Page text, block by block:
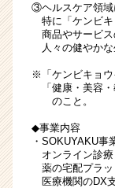
③ヘルスケア領域
特に「ケンビキ
商品やサービス
人々の健やかな
※「ケンビキョウ
「健康・美容・
のこと。
◆事業内容
・SOKUYAKU事
オンライン診療
薬の宅配プラッ
医療機関のDX